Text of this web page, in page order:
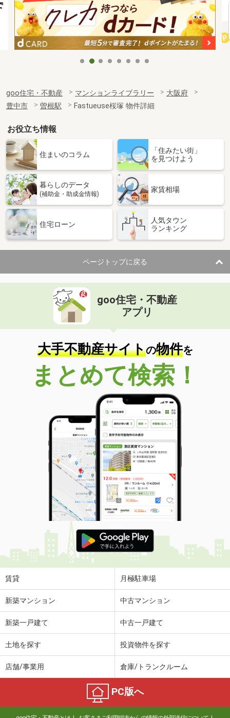
goo住宅・不動産 マンションライブラリー
大阪府
豊中市
曽根駅 Fastueuse桜塚 物件詳細
お役立ち情報
住まいのコラム
「住みたい街」
を見つけよう
暮らしのデータ
(補助金・助成金情報)
家賃相場
住宅ローン
人気タウン
ランキング
ページトップに戻る
goo住宅・不動産
アプリ
大手不動産サイトの物件を
まとめて検索！
賃貸 月極駐車場
新築マンション 中古マンション
新築一戸建て 中古一戸建て
土地を探す 投資物件を探す
店舗/事業用 倉庫/トランクルーム
PC版へ